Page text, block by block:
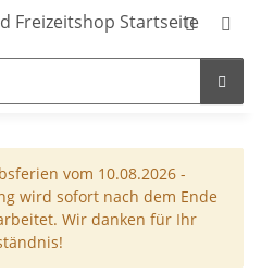
vom 10.08.2026 -
wird sofort nach dem Ende
Wir danken für Ihr